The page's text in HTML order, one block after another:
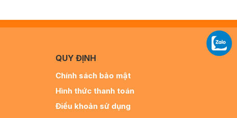
QUY ĐỊNH
Chính sách bảo mật
Hình thức thanh toán
Điều khoản sử dụng